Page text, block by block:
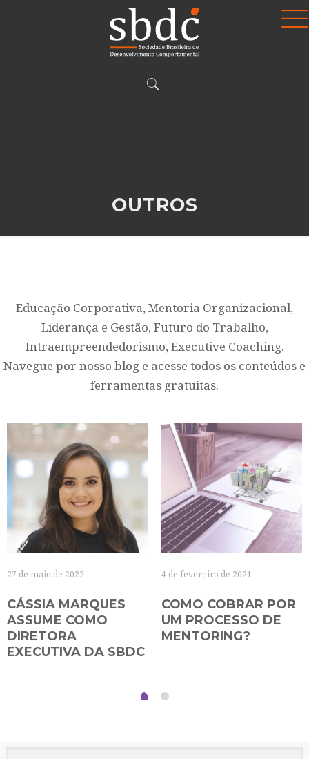
OUTROS
Educação Corporativa, Mentoria Organizacional,
Liderança e Gestão, Futuro do Trabalho,
Intraempreendedorismo, Executive Coaching.
Navegue por nosso blog e acesse todos os conteúdos e
ferramentas gratuitas.
27 de maio de 2022
CÁSSIA MARQUES
ASSUME COMO
DIRETORA
EXECUTIVA DA SBDC
4 de fevereiro de 2021
COMO COBRAR POR
UM PROCESSO DE
MENTORING?